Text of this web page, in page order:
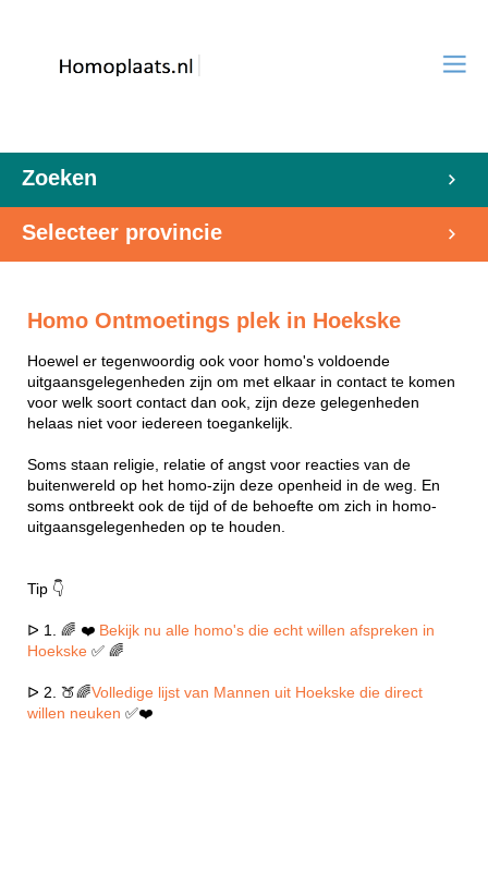
Zoeken
Selecteer provincie
Homo Ontmoetings plek in Hoekske
Hoewel er tegenwoordig ook voor homo's voldoende
uitgaansgelegenheden zijn om met elkaar in contact te komen
voor welk soort contact dan ook, zijn deze gelegenheden
helaas niet voor iedereen toegankelijk.
Soms staan religie, relatie of angst voor reacties van de
buitenwereld op het homo-zijn deze openheid in de weg. En
soms ontbreekt ook de tijd of de behoefte om zich in homo-
uitgaansgelegenheden op te houden.
Tip 👇
ᐅ 1. 🌈 ❤️ Bekijk nu alle homo's die echt willen afspreken in
Hoekske ✅ 🌈
ᐅ 2. 🍑🌈Volledige lijst van Mannen uit Hoekske die direct
willen neuken ✅❤️